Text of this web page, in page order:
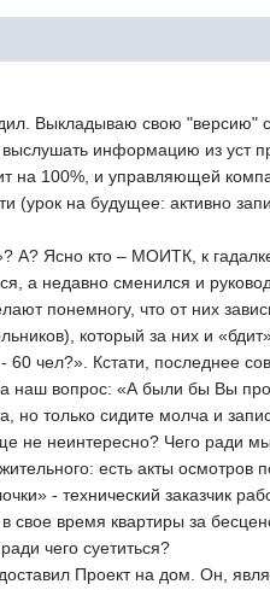
Выкладываю свою "версию"
выслушать информацию из уст
на 100%, и управляющей
(урок на будущее: активно
А? Ясно кто – МОИТК, к
а недавно сменился и
понемногу, что от них
который за них и
60 чел?». Кстати, последнее
вопрос: «А были бы Вы
но только сидите молча и
не неинтересно? Чего ради
есть акты
- технический заказчик
время квартиры за
чего суетиться?
Проект на дом. Он,